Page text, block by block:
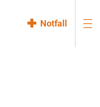
Notfall